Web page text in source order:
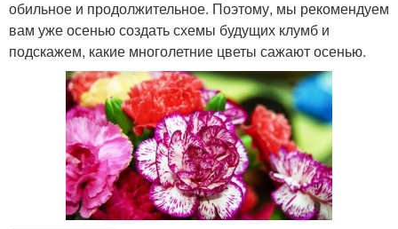
обильное и продолжительное. Поэтому, мы рекомендуем
вам уже осенью создать схемы будущих клумб и
подскажем, какие многолетние цветы сажают осенью.